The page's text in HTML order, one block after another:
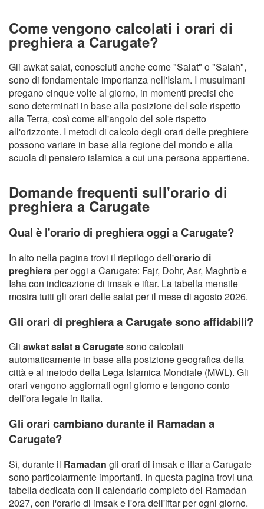
Come vengono calcolati i orari di
preghiera a Carugate?
Gli awkat salat, conosciuti anche come "Salat" o "Salah",
sono di fondamentale importanza nell'Islam. I musulmani
pregano cinque volte al giorno, in momenti precisi che
sono determinati in base alla posizione del sole rispetto
alla Terra, così come all'angolo del sole rispetto
all'orizzonte. I metodi di calcolo degli orari delle preghiere
possono variare in base alla regione del mondo e alla
scuola di pensiero islamica a cui una persona appartiene.
Domande frequenti sull'orario di
preghiera a Carugate
Qual è l'orario di preghiera oggi a Carugate?
In alto nella pagina trovi il riepilogo dell'orario di
preghieraper oggi a Carugate: Fajr, Dohr, Asr, Maghrib e
Isha con indicazione di imsak e iftar. La tabella mensile
mostra tutti gli orari delle salat per il mese di agosto 2026.
Gli orari di preghiera a Carugate sono affidabili?
Gli awkat salat a Carugatesono calcolati
automaticamente in base alla posizione geografica della
città e al metodo della Lega Islamica Mondiale (MWL). Gli
orari vengono aggiornati ogni giorno e tengono conto
dell'ora legale in Italia.
Gli orari cambiano durante il Ramadan a
Carugate?
Sì, durante il Ramadan gli orari di imsak e iftar a Carugate
sono particolarmente importanti. In questa pagina trovi una
tabella dedicata con il calendario completo del Ramadan
2027, con l'orario di imsak e l'ora dell'iftar per ogni giorno.